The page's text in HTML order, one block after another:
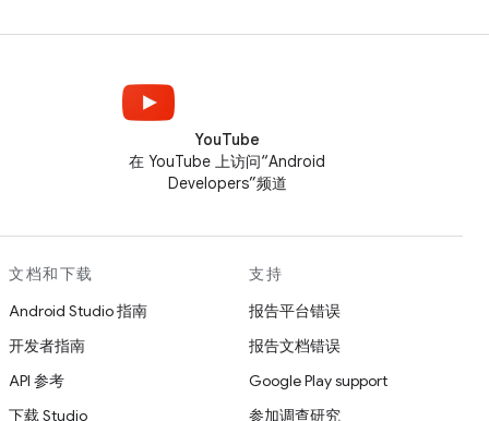
YouTube
在 YouTube 上访问“Android
Developers”频道
文档和下载
Android Studio 指南
开发者指南
API 参考
下载 Studio
支持
报告平台错误
报告文档错误
Google Play support
参加调查研究